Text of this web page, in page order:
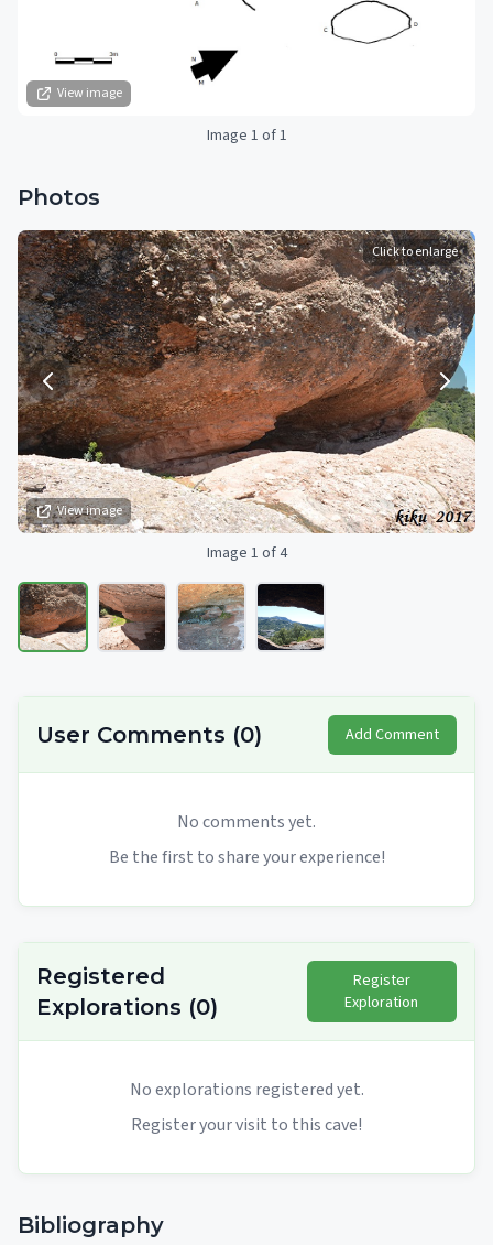
View image
Image 1 of 1
Photos
View image
Click to enlarge
Image 1 of 4
User Comments (0) Add Comment
No comments yet.
Be the first to share your experience!
Registered
Explorations (0)
Register
Exploration
No explorations registered yet.
Register your visit to this cave!
Bibliography